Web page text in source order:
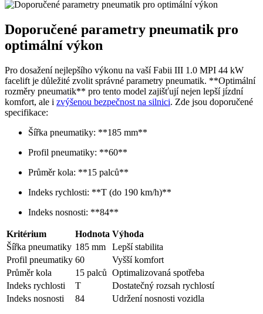
Doporučené parametry pneumatik pro
optimální výkon
Pro dosažení nejlepšího výkonu na vaší Fabii III 1.0 MPI 44 kW
facelift je důležité zvolit správné parametry pneumatik. **Optimální
rozměry pneumatik** pro tento model zajišťují nejen lepší jízdní
komfort, ale i zvýšenou bezpečnost na silnici. Zde jsou doporučené
specifikace:
Šířka pneumatiky: **185 mm**
Profil pneumatiky: **60**
Průměr kola: **15 palců**
Indeks rychlosti: **T (do 190 km/h)**
Indeks nosnosti: **84**
Kritérium Hodnota Výhoda
Šířka pneumatiky 185 mm
Lepší stabilita
Profil pneumatiky 60
Vyšší komfort
Průměr kola
15 palců Optimalizovaná spotřeba
Indeks rychlosti
T
Dostatečný rozsah rychlostí
Indeks nosnosti
84 Udržení nosnosti vozidla